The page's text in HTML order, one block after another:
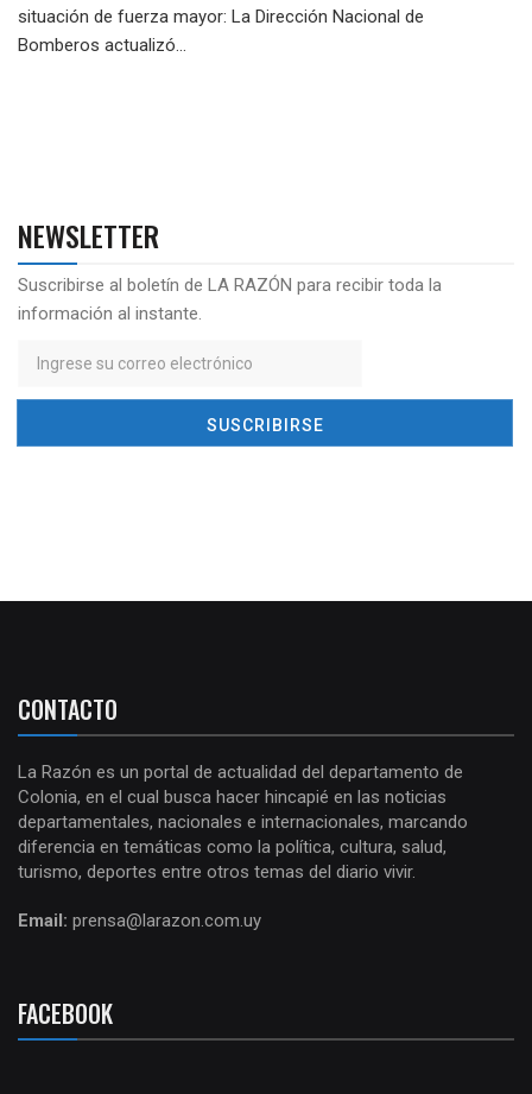
situación de fuerza mayor: La Dirección Nacional de
Bomberos actualizó...
NEWSLETTER
Suscribirse al boletín de LA RAZÓN para recibir toda la
información al instante.
CONTACTO
La Razón es un portal de actualidad del departamento de
Colonia, en el cual busca hacer hincapié en las noticias
departamentales, nacionales e internacionales, marcando
diferencia en temáticas como la política, cultura, salud,
turismo, deportes entre otros temas del diario vivir.
Email: prensa@larazon.com.uy
FACEBOOK